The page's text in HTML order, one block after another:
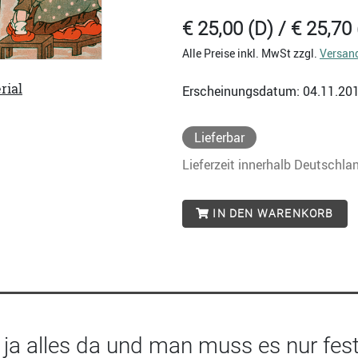
€ 25,00 (D) / € 25,70
Alle Preise inkl. MwSt zzgl.
Erscheinungsdatum:
Lieferbar
Lieferzeit innerhalb
IN DEN WARENKORB
alles da und man muss es nur